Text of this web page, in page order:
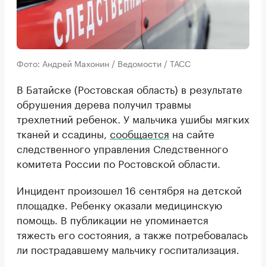
Фото: Андрей Махонин / Ведомости / ТАСС
В Батайске (Ростовская область) в результате
обрушения дерева получил травмы
трехлетний ребенок. У мальчика ушибы мягких
тканей и ссадины, сообщается на сайте
следственного управления Следственного
комитета России по Ростовской области.
Инцидент произошел 16 сентября на детской
площадке. Ребенку оказали медицинскую
помощь. В публикации не упоминается
тяжесть его состояния, а также потребовалась
ли пострадавшему мальчику госпитализация.